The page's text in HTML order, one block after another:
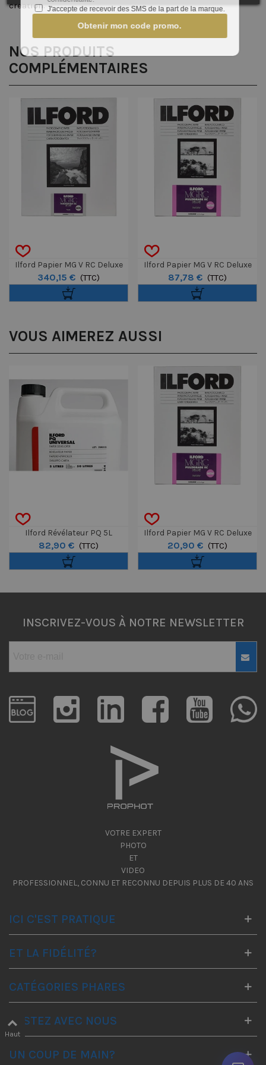
création.
NOS PRODUITS
COMPLÉMENTAIRES
Ilford Papier MG V RC Deluxe
Perle 12,7 X 17,8 Cm 500
Feuilles
340,15 € (TTC)
Ilford Papier MG V RC Deluxe
Brillant 40,6 X 50,8 Cm 10
Feuilles
87,78 € (TTC)
VOUS AIMEREZ AUSSI
Ilford Révélateur PQ 5L
82,90 € (TTC)
Ilford Papier MG V RC Deluxe
Brillant 12,7 X 17,8 Cm 25
Feuilles
20,90 € (TTC)
INSCRIVEZ-VOUS À NOTRE NEWSLETTER
VOTRE EXPERT
PHOTO
ET
VIDEO
PROFESSIONNEL, CONNU ET RECONNU DEPUIS PLUS DE 40 ANS
ICI C'EST PRATIQUE
ET LA FIDÉLITÉ?
CATÉGORIES PHARES
RESTEZ AVEC NOUS
UN COUP DE MAIN?
Haut
J'accepte de recevoir des SMS de la part de la marque.
Obtenir mon code promo.